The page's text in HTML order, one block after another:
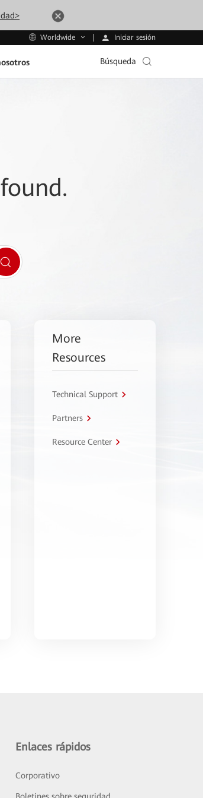
Worldwide Iniciar sesión
Búsqueda
More
Resources
Technical Support
Partners
Resource Center
Enlaces rápidos
Corporativo